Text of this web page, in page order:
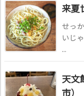
来夏
せっ
いじ
...
天文
市）